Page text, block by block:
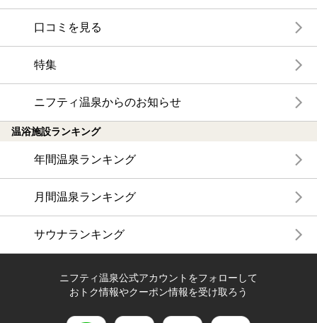
口コミを見る
特集
ニフティ温泉からのお知らせ
温浴施設ランキング
年間温泉ランキング
月間温泉ランキング
サウナランキング
ニフティ温泉公式アカウントをフォローして
おトク情報やクーポン情報を受け取ろう